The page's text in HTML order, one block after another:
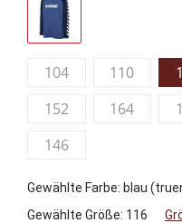
104 110
152
164
146
Gewählte Farbe: blau
Gewählte Größe: 116